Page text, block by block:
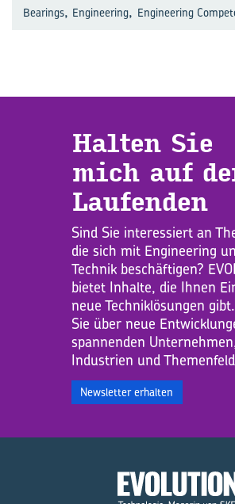
Bearings, Engineering, Engineering
Hal­ten Sie
mich auf
Lau­fen­den
Sind Sie interessiert an
die sich mit Engineering
Technik beschäftigen?
bietet Inhalte, die Ihnen
neue Techniklösungen
Sie über neue
spannenden
Industrien und
Newsletter erhalten